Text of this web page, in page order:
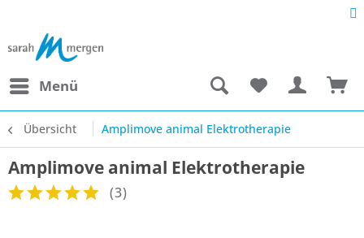
Menü
Übersicht Amplimove animal Elektrotherapie
Amplimove animal Elektrotherapie
(3)